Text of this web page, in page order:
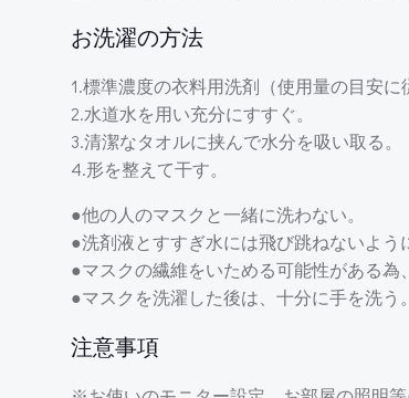
お洗濯の方法
1.標準濃度の衣料用洗剤（使用量の目安
2.水道水を用い充分にすすぐ。
3.清潔なタオルに挟んで水分を吸い取る。
4.形を整えて干す。
●他の人のマスクと一緒に洗わない。
●洗剤液とすすぎ水には飛び跳ねないよう
●マスクの繊維をいためる可能性がある為
●マスクを洗濯した後は、十分に手を洗う。
注意事項